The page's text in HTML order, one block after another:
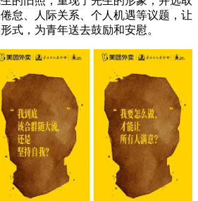
怠、人际关系、个人机遇等议题，让
式，为青年送去鼓励和安慰。